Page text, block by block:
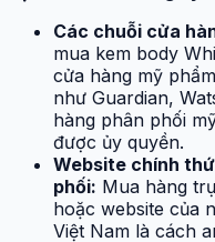
Các chuỗi cửa
mua kem body
cửa hàng mỹ
như Guardian,
hàng phân phối
được ủy quyền.
Website chính
phối: Mua hàng
hoặc website của
Việt Nam là cách